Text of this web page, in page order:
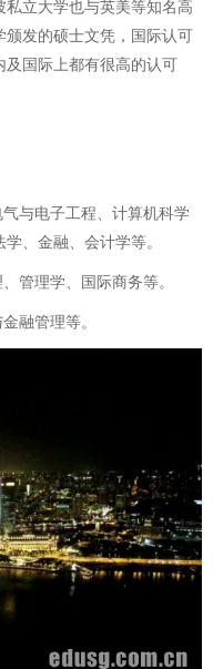
立大学也与英美等知名高
发的硕士文凭，国际认可
国际上都有很高的认可
与电子工程、计算机科学
、金融、会计学等。
管理学、国际商务等。
融管理等。